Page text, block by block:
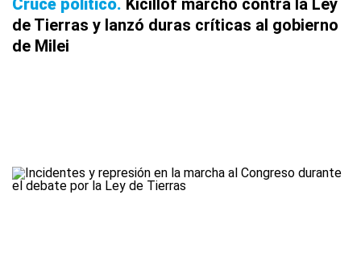
Cruce político Kicillof marchó contra la Ley
de Tierras y lanzó duras críticas al gobierno
de Milei